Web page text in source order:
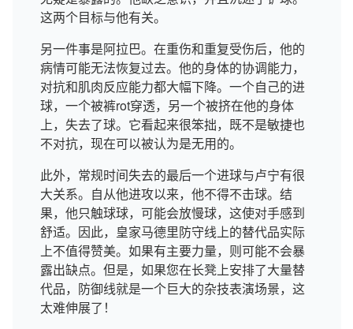
这两个目标与他有关。
另一件事是阿拉巴。在重伤和重复受伤后，他的
病情可能无法恢复过去。他的身体的协调能力，
对抗和肌肉反应能力都大幅下降。一个自己的进
球，一个被裤rot穿透，另一个被挤在他的身体
上，失去了球。它看起来很笨拙，既不是敏捷也
不对抗，现在可以被认为是无用的。
此外，常规时间失去的最后一个进球与卢宁有很
大关系。自从他进攻以来，他不得不击球。结
果，他只触球球，可能会放慢球，这使对手感到
舒适。因此，皇家马德里防守线上的替代品实际
上不值得赞美。如果有主要力量，则可能不会暴
露出缺点。但是，如果您在长凳上安排了大量替
代品，防御线就是一个巨大的杂技表演场景，这
太难伸展了！